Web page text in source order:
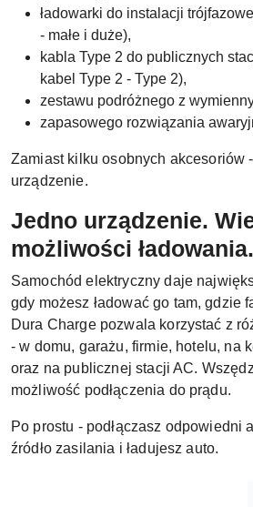
ładowarki do instalacji
- małe i duże),
kabla Type 2 do publicznych
kabel Type 2 - Type 2),
zestawu podróżnego z
zapasowego rozwiązania
Zamiast kilku osobnych akcesoriów
urządzenie.
Jedno urządzenie.
możliwości ładowania.
Samochód elektryczny daje
gdy możesz ładować go tam, gdzie
Dura Charge pozwala korzystać z
- w domu, garażu, firmie, hotelu, na
oraz na publicznej stacji AC.
możliwość podłączenia do prądu.
Po prostu - podłączasz odpowiedni
źródło zasilania i ładujesz auto.